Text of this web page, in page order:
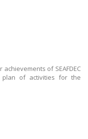
of SEAFDEC
of activities for the